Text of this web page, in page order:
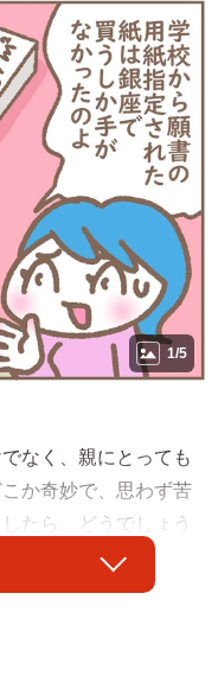
1/5
なく、親にとっても
か奇妙で、思わず苦
たら、どうでしょう
んな「ありえない」エ